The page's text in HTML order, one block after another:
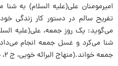
امیرمومنان علی(علیه السلام) به
تفریح سالم در دستور کار زندگی
می‌گوید: یک روز جمعه، علی‌(علیه
شنا می‌کرد و غسل جمعه انجام می‌داد
جمعه خواند.(منهاج البرائه خویی، ج ۲، ص ۲۰۸).